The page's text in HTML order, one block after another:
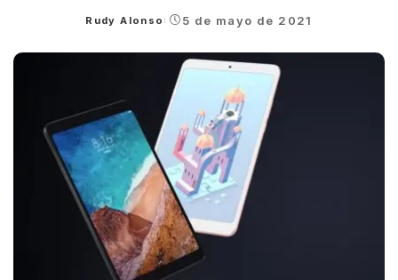
Posted
Rudy Alonso 5 de mayo de 2021